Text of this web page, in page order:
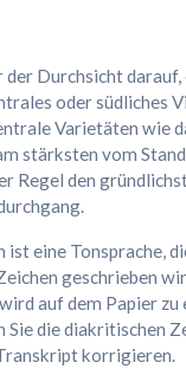
der Durchsicht darauf,
oder südliches
Varietäten wie
stärksten vom
Regel den
ist eine Tonsprache,
geschrieben
auf dem Papier zu
die diakritischen
korrigieren.